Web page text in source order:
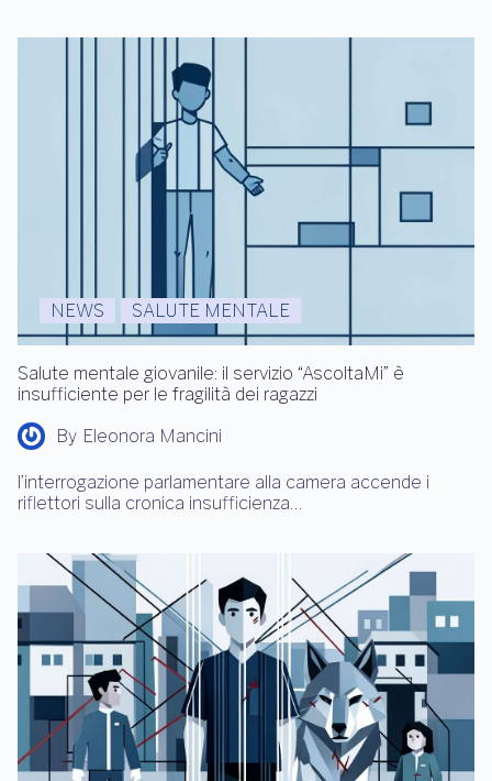
NEWS SALUTE MENTALE
Salute mentale giovanile: il servizio “AscoltaMi” è
insufficiente per le fragilità dei ragazzi
By Eleonora Mancini
l’interrogazione parlamentare alla camera accende i
riflettori sulla cronica insufficienza…